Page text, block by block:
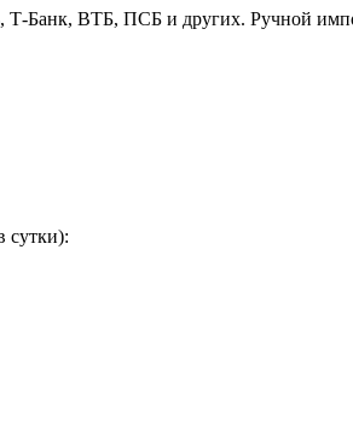
Банк, ВТБ, ПСБ и других. Ручной
сутки):